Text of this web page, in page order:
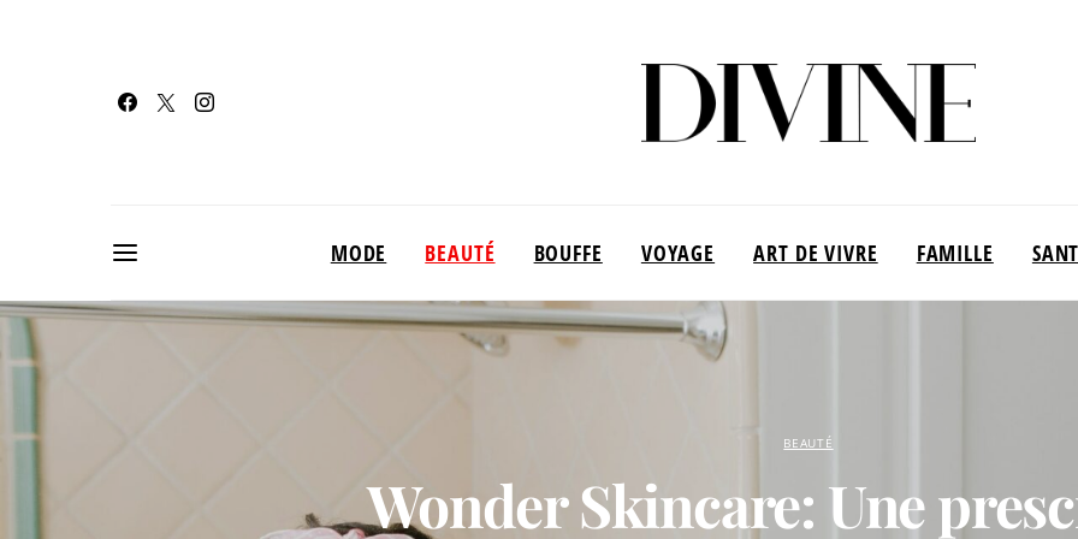
MODE BEAUTÉ BOUFFE VOYAGE ART DE VIVRE FAMILLE
BEAUTÉ
Wonder Skincare: Une